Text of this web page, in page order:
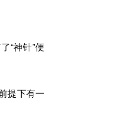
“神针”便
提下有一